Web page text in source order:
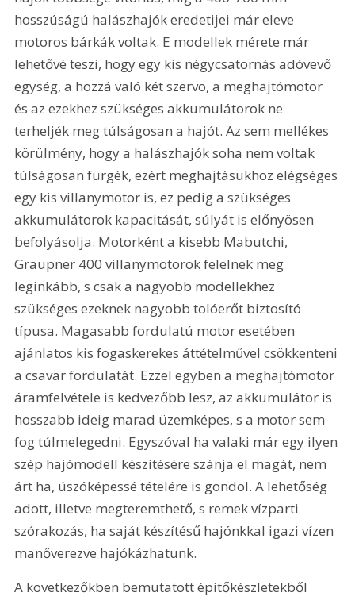
hosszúságú halászhajók eredetijei már eleve
motoros bárkák voltak. E modellek mérete már
lehetővé teszi, hogy egy kis négycsatornás adóvevő
egység, a hozzá való két szervo, a meghajtómotor
és az ezekhez szükséges akkumulátorok ne
terheljék meg túlságosan a hajót. Az sem mellékes
körülmény, hogy a halászhajók soha nem voltak
túlságosan fürgék, ezért meghajtásukhoz elégséges
egy kis villanymotor is, ez pedig a szükséges
akkumulátorok kapacitását, súlyát is előnyösen
befolyásolja. Motorként a kisebb Mabutchi,
Graupner 400 villanymotorok felelnek meg
leginkább, s csak a nagyobb modellekhez
szükséges ezeknek nagyobb tolóerőt biztosító
típusa. Magasabb fordulatú motor esetében
ajánlatos kis fogaskerekes áttételművel csökkenteni
a csavar fordulatát. Ezzel egyben a meghajtómotor
áramfelvétele is kedvezőbb lesz, az akkumulátor is
hosszabb ideig marad üzemképes, s a motor sem
fog túlmelegedni. Egyszóval ha valaki már egy ilyen
szép hajómodell készítésére szánja el magát, nem
árt ha, úszóképessé tételére is gondol. A lehetőség
adott, illetve megteremthető, s remek vízparti
szórakozás, ha saját készítésű hajónkkal igazi vízen
manőverezve hajókázhatunk.
A következőkben bemutatott építőkészletekből